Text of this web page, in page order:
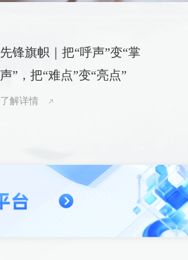
先锋旗帜｜把“呼声”变“掌
声”，把“难点”变“亮点”
了解详情